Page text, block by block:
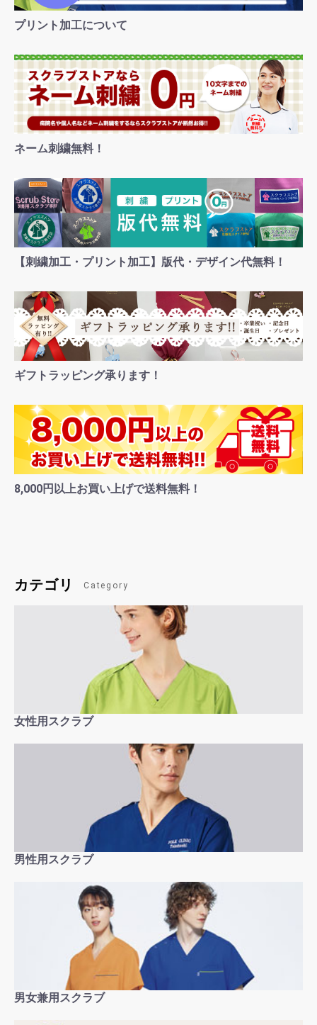
お買い物を続ける カートへ進む
プリント加工について
ネーム刺繍無料！
【刺繍加工・プリント加工】版代・デザイン代無料！
ギフトラッピング承ります！
8,000円以上お買い上げで送料無料！
カテゴリ Category
女性用スクラブ
男性用スクラブ
男女兼用スクラブ